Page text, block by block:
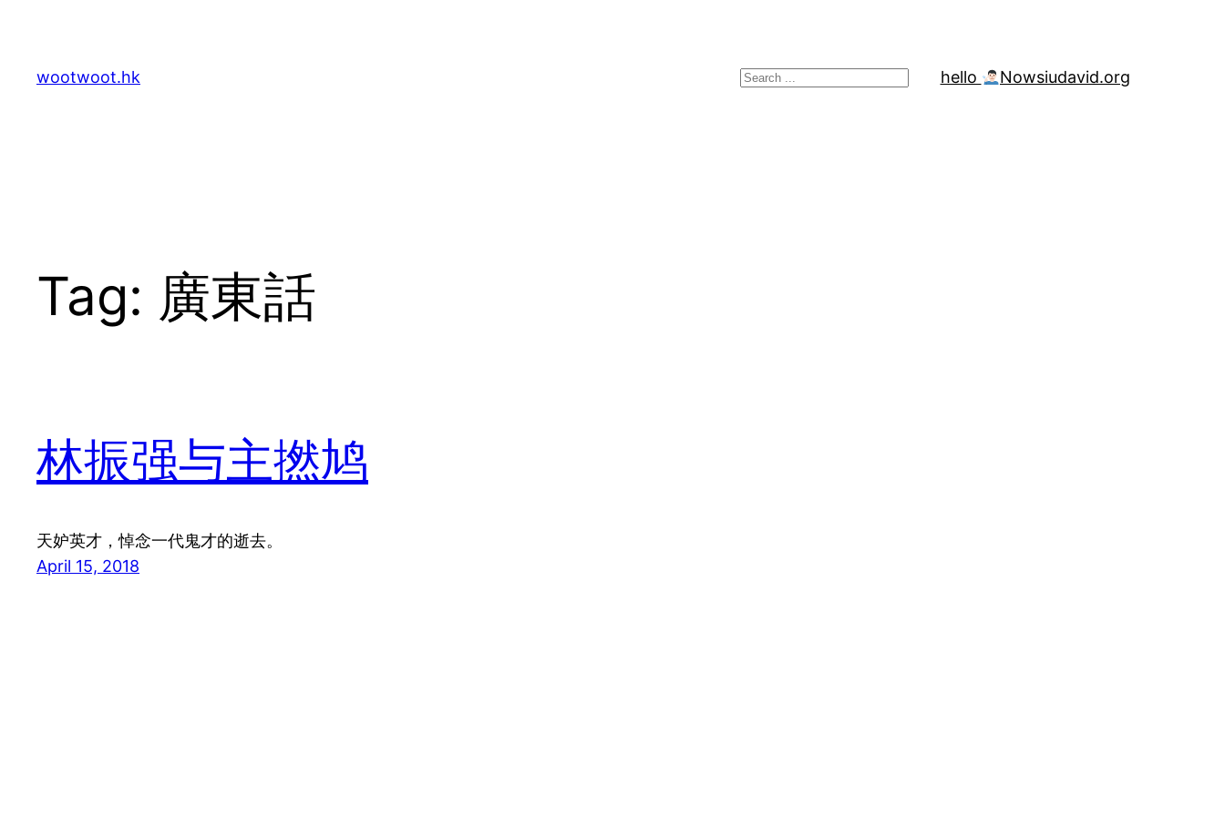
content
wootwoot.hk Search hello Nowsiudavid.org
Tag: 廣東話
林振强与主撚鸠
天妒英才，悼念一代鬼才的逝去。
April 15, 2018